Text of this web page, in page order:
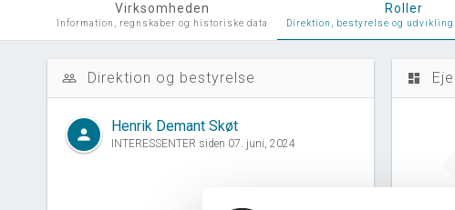
Virksomheden
Information, regnskaber og historiske data
Roller
Direktion, bestyrelse og
people_outline Direktion og bestyrelse
person Henrik Demant Skøt
INTERESSENTER siden 07. juni, 2024
dashboard